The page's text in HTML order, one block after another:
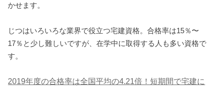
かせます。
じつはいろいろな業界で役立つ宅建資格。合格率は15％〜
17％と少し難しいですが、在学中に取得する人も多い資格で
す。
2019年度の合格率は全国平均の4.21倍！短期間で宅建に